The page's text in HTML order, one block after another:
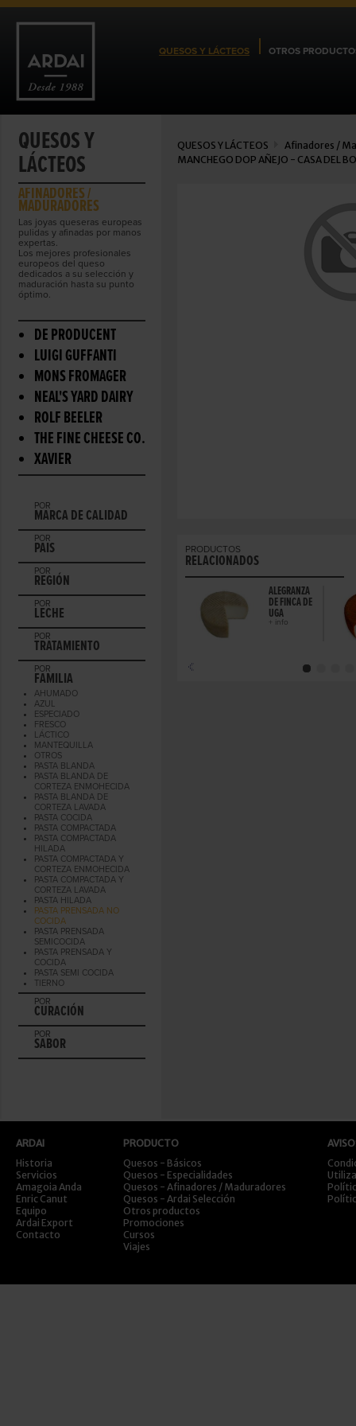
QUESOS Y LÁCTEOS OTROS
QUESOS Y
LÁCTEOS
AFINADORES /
MADURADORES
Las joyas queseras europeas
pulidas y afinadas por manos
expertas.
Los mejores profesionales
europeos del queso
dedicados a su selección y
maduración hasta su punto
óptimo.
DE PRODUCENT
LUIGI GUFFANTI
MONS FROMAGER
NEAL'S YARD DAIRY
ROLF BEELER
THE FINE CHEESE CO.
XAVIER
POR
MARCA DE CALIDAD
POR
PAIS
POR
REGIÓN
POR
LECHE
POR
TRATAMIENTO
POR
FAMILIA
AHUMADO
AZUL
ESPECIADO
FRESCO
LÁCTICO
MANTEQUILLA
OTROS
PASTA BLANDA
PASTA BLANDA DE
CORTEZA ENMOHECIDA
PASTA BLANDA DE
CORTEZA LAVADA
PASTA COCIDA
PASTA COMPACTADA
PASTA COMPACTADA
HILADA
PASTA COMPACTADA Y
CORTEZA ENMOHECIDA
PASTA COMPACTADA Y
CORTEZA LAVADA
PASTA HILADA
PASTA PRENSADA NO
COCIDA
PASTA PRENSADA
SEMICOCIDA
PASTA PRENSADA Y
COCIDA
PASTA SEMI COCIDA
TIERNO
POR
CURACIÓN
POR
SABOR
QUESOS Y LÁCTEOS
Afinadores /
MANCHEGO DOP AÑEJO - CASA DEL
PRODUCTOS
RELACIONADOS
ALEGRANZA
DE FINCA DE
UGA
+ info
ARDAI
Historia
Servicios
Amagoia Anda
Enric Canut
Equipo
Ardai Export
Contacto
PRODUCTO
Quesos - Básicos
Quesos - Especialidades
Quesos - Afinadores / Maduradores
Quesos - Ardai Selección
Otros productos
Promociones
Cursos
Viajes